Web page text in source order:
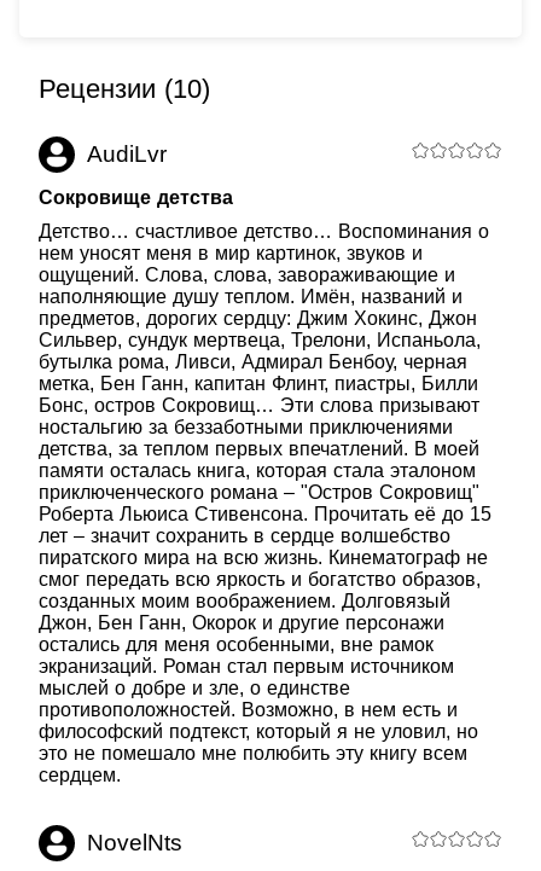
Рецензии (10)
AudiLvr
Сокровище детства
Детство… счастливое детство… Воспоминания о
нем уносят меня в мир картинок, звуков и
ощущений. Слова, слова, завораживающие и
наполняющие душу теплом. Имён, названий и
предметов, дорогих сердцу: Джим Хокинс, Джон
Сильвер, сундук мертвеца, Трелони, Испаньола,
бутылка рома, Ливси, Адмирал Бенбоу, черная
метка, Бен Ганн, капитан Флинт, пиастры, Билли
Бонс, остров Сокровищ… Эти слова призывают
ностальгию за беззаботными приключениями
детства, за теплом первых впечатлений. В моей
памяти осталась книга, которая стала эталоном
приключенческого романа – "Остров Сокровищ"
Роберта Льюиса Стивенсона. Прочитать её до 15
лет – значит сохранить в сердце волшебство
пиратского мира на всю жизнь. Кинематограф не
смог передать всю яркость и богатство образов,
созданных моим воображением. Долговязый
Джон, Бен Ганн, Окорок и другие персонажи
остались для меня особенными, вне рамок
экранизаций. Роман стал первым источником
мыслей о добре и зле, о единстве
противоположностей. Возможно, в нем есть и
философский подтекст, который я не уловил, но
это не помешало мне полюбить эту книгу всем
сердцем.
NovelNts